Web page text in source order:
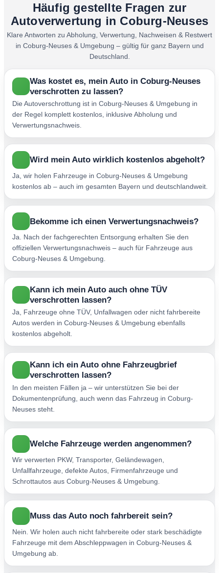
Häufig gestellte Fragen zur
Autoverwertung in Coburg-Neuses
Klare Antworten zu Abholung, Verwertung, Nachweisen & Restwert
in Coburg-Neuses & Umgebung – gültig für ganz Bayern und
Deutschland.
Was kostet es, mein Auto in Coburg-Neuses
verschrotten zu lassen?
Die Autoverschrottung ist in Coburg-Neuses & Umgebung in
der Regel komplett kostenlos, inklusive Abholung und
Verwertungsnachweis.
Wird mein Auto wirklich kostenlos abgeholt?
Ja, wir holen Fahrzeuge in Coburg-Neuses & Umgebung
kostenlos ab – auch im gesamten Bayern und deutschlandweit.
Bekomme ich einen Verwertungsnachweis?
Ja. Nach der fachgerechten Entsorgung erhalten Sie den
offiziellen Verwertungsnachweis – auch für Fahrzeuge aus
Coburg-Neuses & Umgebung.
Kann ich mein Auto auch ohne TÜV
verschrotten lassen?
Ja, Fahrzeuge ohne TÜV, Unfallwagen oder nicht fahrbereite
Autos werden in Coburg-Neuses & Umgebung ebenfalls
kostenlos abgeholt.
Kann ich ein Auto ohne Fahrzeugbrief
verschrotten lassen?
In den meisten Fällen ja – wir unterstützen Sie bei der
Dokumentenprüfung, auch wenn das Fahrzeug in Coburg-
Neuses steht.
Welche Fahrzeuge werden angenommen?
Wir verwerten PKW, Transporter, Geländewagen,
Unfallfahrzeuge, defekte Autos, Firmenfahrzeuge und
Schrottautos aus Coburg-Neuses & Umgebung.
Muss das Auto noch fahrbereit sein?
Nein. Wir holen auch nicht fahrbereite oder stark beschädigte
Fahrzeuge mit dem Abschleppwagen in Coburg-Neuses &
Umgebung ab.